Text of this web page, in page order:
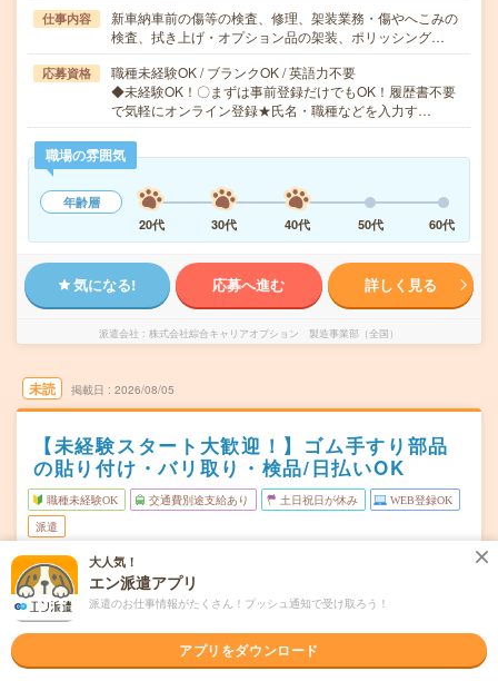
仕事内容
新車納車前の傷等の検査、修理、架装業務・傷やへこみの
検査、拭き上げ・オプション品の架装、ポリッシング…
応募資格
職種未経験OK / ブランクOK / 英語力不要
◆未経験OK！〇まずは事前登録だけでもOK！履歴書不要
で気軽にオンライン登録★氏名・職種などを入力す…
職場の雰囲気
年齢層
20代
30代 40代 50代 60代
気になる! 応募へ進む 詳しく見る
派遣会社 株式会社綜合キャリアオプション 製造事業部（全国）
未読 掲載日 2026/08/05
【未経験スタート大歓迎！】ゴム手すり部品
の貼り付け・バリ取り・検品/日払いOK
職種未経験OK 交通費別途支給あり 土日祝日が休み WEB登録OK
派遣
勤務地
仙台市宮城野区
中野栄駅から車15分
曜日頻度
08:30～17:3017:00～01:30
大人気！
エン派遣アプリ
派遣のお仕事情報がたくさん！プッシュ通知で受け取ろう！
アプリをダウンロード